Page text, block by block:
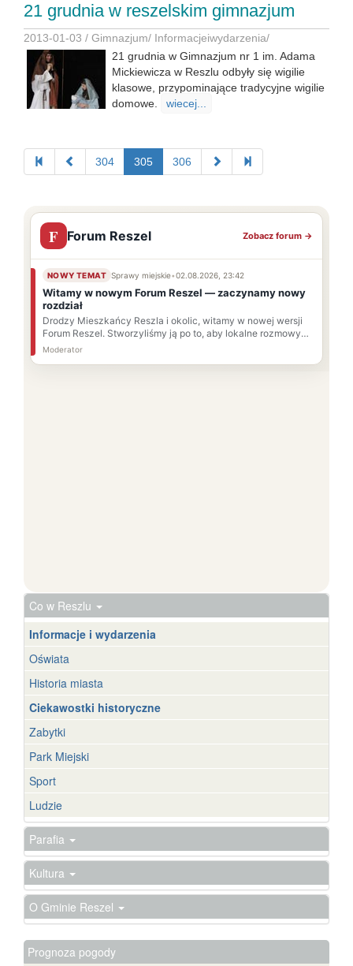
21 grudnia w reszelskim gimnazjum
2013-01-03 / Gimnazjum/ Informacjeiwydarzenia/
21 grudnia w Gimnazjum nr 1 im. Adama
Mickiewicza w Reszlu odbyły się wigilie
klasowe, przypominające tradycyjne wigilie
domowe.
wiecej...
304 305 306
Co w Reszlu
Informacje i wydarzenia
Oświata
Historia miasta
Ciekawostki historyczne
Zabytki
Park Miejski
Sport
Ludzie
Parafia
Kultura
O Gminie Reszel
Prognoza pogody